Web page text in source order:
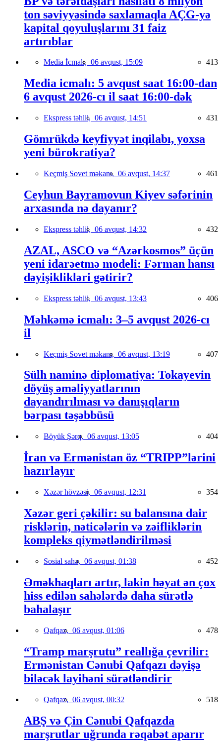
ton səviyyəsində saxlamaqla AÇG-yə
kapital qoyuluşlarını 31 faiz
artırıblar
Media İcmalı, 06 avqust, 15:09 413
Media icmalı: 5 avqust saat 16:00-dan
6 avqust 2026-cı il saat 16:00-dək
Ekspress təhlil, 06 avqust, 14:51 431
Gömrükdə keyfiyyət inqilabı, yoxsa
yeni bürokratiya?
Keçmiş Sovet məkanı, 06 avqust, 14:37 461
Ceyhun Bayramovun Kiyev səfərinin
arxasında nə dayanır?
Ekspress təhlil, 06 avqust, 14:32 432
AZAL, ASCO və “Azərkosmos” üçün
yeni idarəetmə modeli: Fərman hansı
dəyişiklikləri gətirir?
Ekspress təhlil, 06 avqust, 13:43 406
Məhkəmə icmalı: 3–5 avqust 2026-cı
il
Keçmiş Sovet məkanı, 06 avqust, 13:19 407
Sülh naminə diplomatiya: Tokayevin
döyüş əməliyyatlarının
dayandırılması və danışıqların
bərpası təşəbbüsü
Böyük Şərq, 06 avqust, 13:05 404
İran və Ermənistan öz “TRIPP”lərini
hazırlayır
Xəzər hövzəsi, 06 avqust, 12:31 354
Xəzər geri çəkilir: su balansına dair
risklərin, nəticələrin və zəifliklərin
kompleks qiymətləndirilməsi
Sosial sahə, 06 avqust, 01:38 452
Əməkhaqları artır, lakin həyat ən çox
hiss edilən sahələrdə daha sürətlə
bahalaşır
Qafqaz, 06 avqust, 01:06 478
“Tramp marşrutu” reallığa çevrilir:
Ermənistan Cənubi Qafqazı dəyişə
biləcək layihəni sürətləndirir
Qafqaz, 06 avqust, 00:32 518
ABŞ və Çin Cənubi Qafqazda
marşrutlar uğrunda rəqabət aparır